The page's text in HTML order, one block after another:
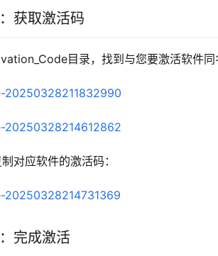
获取激活码
目录，找到与您要激活软件同
对应软件的激活码：
完成激活